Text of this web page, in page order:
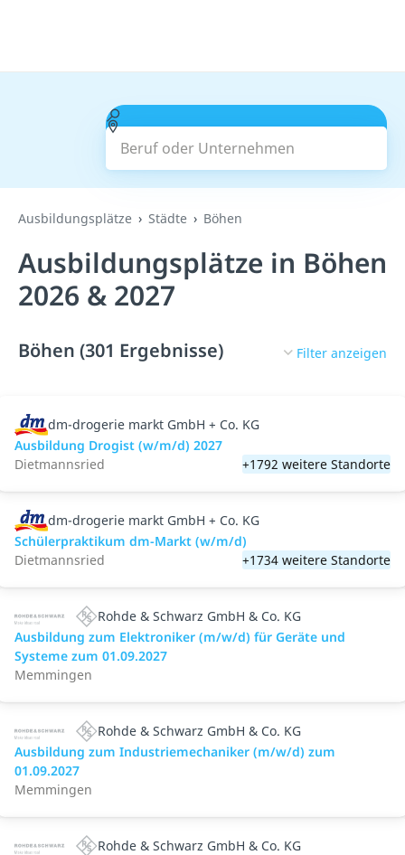
Beruf oder Unternehmen
Suchen
Ausbildungsplätze Städte Böhen
Ausbildungsplätze in Böhen
2026 & 2027
Böhen (301 Ergebnisse) Filter anzeigen
dm-drogerie markt GmbH + Co. KG
Ausbildung Drogist (w/m/d) 2027
Dietmannsried
+1792 weitere Standorte
dm-drogerie markt GmbH + Co. KG
Schülerpraktikum dm-Markt (w/m/d)
Dietmannsried
+1734 weitere Standorte
Rohde & Schwarz GmbH & Co. KG
Ausbildung zum Elektroniker (m/w/d) für Geräte und
Systeme zum 01.09.2027
Memmingen
Rohde & Schwarz GmbH & Co. KG
Ausbildung zum Industriemechaniker (m/w/d) zum
01.09.2027
Memmingen
Rohde & Schwarz GmbH & Co. KG